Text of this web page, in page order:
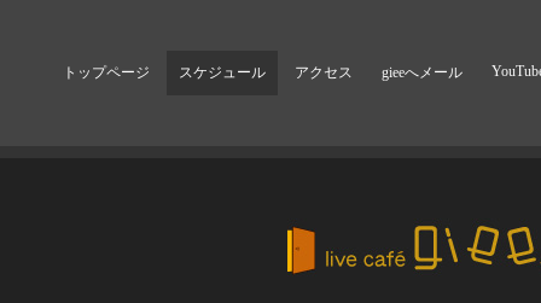
トップページ スケジュール アクセス gieeへメール